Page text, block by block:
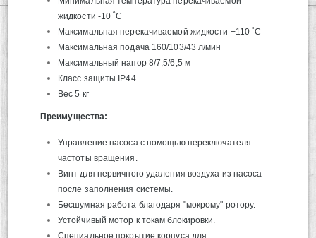
жидкости -10 ˚C
Максимальная перекачиваемой жидкости +110 ˚C
Максимальная подача 160/103/43 л/мин
Максимальный напор 8/7,5/6,5 м
Класс защиты IP44
Вес 5 кг
Преимущества:
Управление насоса с помощью переключателя
частоты вращения.
Винт для первичного удаления воздуха из насоса
после заполнения системы.
Бесшумная работа благодаря "мокрому" ротору.
Устойчивый мотор к токам блокировки.
Специальное покрытие корпуса для